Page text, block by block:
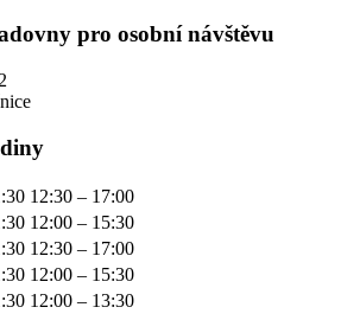
pro osobní návštěvu
12:30 – 17:00
12:00 – 15:30
12:30 – 17:00
12:00 – 15:30
12:00 – 13:30